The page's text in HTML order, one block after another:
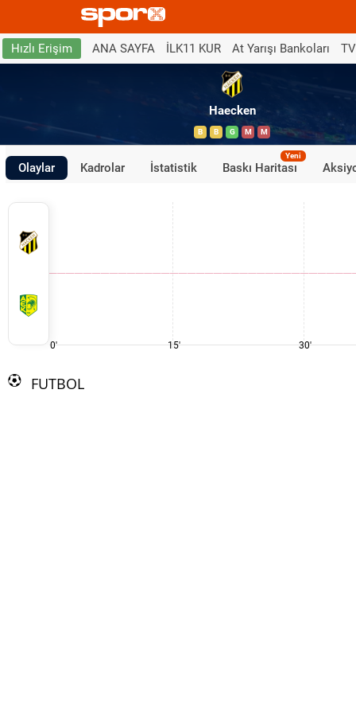
Hızlı Erişim ANA SAYFA İLK11 KUR At Yarışı Bankoları
Haecken
B B G M M
Olaylar Kadrolar İstatistik Baskı Haritası
Yeni
0' 15' 30'
FUTBOL